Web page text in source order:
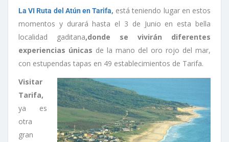
La VI Ruta del Atún en Tarifa, está teniendo lugar en estos
momentos y durará hasta el 3 de Junio en esta bella
localidad gaditana,donde se vivirán diferentes
experiencias únicas de la mano del oro rojo del mar,
con estupendas tapas en 49 establecimientos de Tarifa.
Visitar
Tarifa,
ya es
otra
gran